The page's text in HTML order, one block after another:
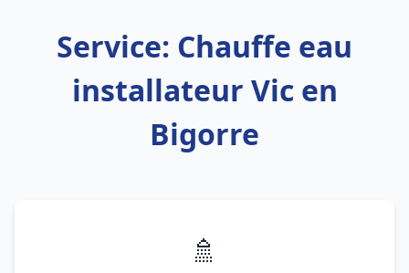
Service: Chauffe eau
installateur Vic en
Bigorre
🚿